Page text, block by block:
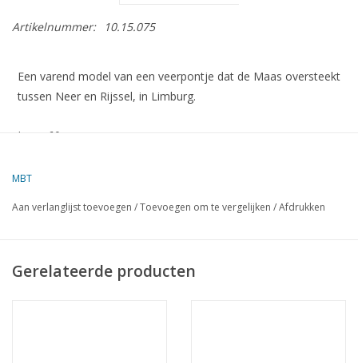
Artikelnummer: 10.15.075
Een varend model van een veerpontje dat de Maas oversteekt
tussen Neer en Rijssel, in Limburg.
L.o.a. 60 cm
dMB 8-2016
Kopie artikel: 12,15,075 (5 blz)
MBT
Aan verlanglijst toevoegen /Toevoegen om te vergelijken /Afdrukken
Gerelateerde producten